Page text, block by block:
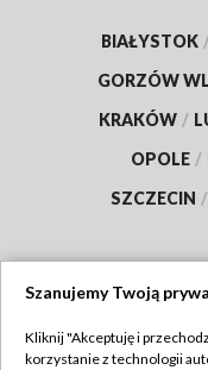
BIAŁYSTOK
GORZÓW
KRAKÓW /
OPOLE /
SZCZECIN /
Szanujemy Twoją
Kliknij "Akceptuję i
korzystanie z technologii